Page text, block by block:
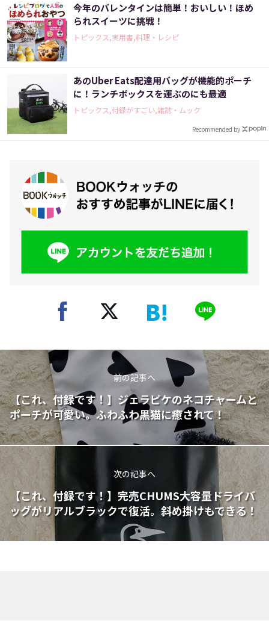
今年のバレンタインは簡単！おいしい！ほめ
られスイーツに挑戦！
トピックス,実用書,料理・レシピ
あのUber Eats配達用バッグが機能的ポーチ
に！ランチボックスを運ぶのにも最適
トピックス,付録がすごい,雑誌・ムック
Recommended by
前の記事へ
【これ、付録です！】ジェラピケのネコチャームと
ポーチが可愛い。ふわふわ黒猫に癒されて！
次の記事へ
【これ、付録です！】完売CHUMS大容量ドライバ
ッグがリアルブラックで復活。斜め掛けもできる！